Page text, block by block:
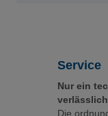
Service
Nur ein
Die